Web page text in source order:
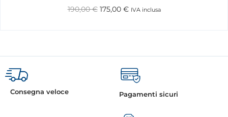
190,00€ 175,00 € IVA inclusa
Consegna veloce Pagamenti sicuri